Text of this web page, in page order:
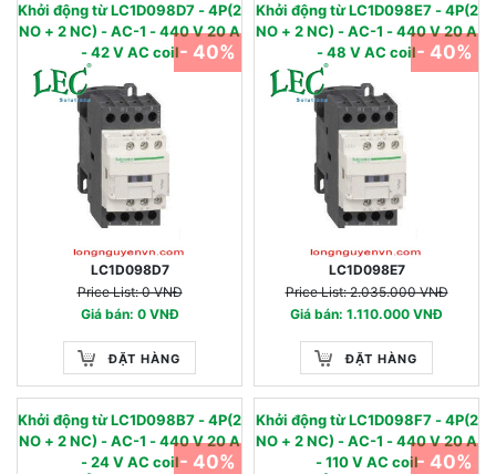
Khởi động từ LC1D098D7 - 4P(2
NO + 2 NC) - AC-1 - 440 V 20 A
- 42 V AC coil
LC1D098D7
Price List: 0 VNĐ
Giá bán: 0 VNĐ
ĐẶT HÀNG
- 40%
Khởi động từ LC1D098E7 - 4P(2
NO + 2 NC) - AC-1 - 440 V 20 A
- 48 V AC coil
LC1D098E7
Price List: 2.035.000 VNĐ
Giá bán: 1.110.000 VNĐ
ĐẶT HÀNG
- 40%
Khởi động từ LC1D098B7 - 4P(2
NO + 2 NC) - AC-1 - 440 V 20 A
- 24 V AC coil- 40%
Khởi động từ LC1D098F7 - 4P(2
NO + 2 NC) - AC-1 - 440 V 20 A
- 110 V AC coil- 40%